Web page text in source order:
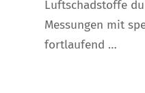
Luftschadstoffe
Messungen mit
fortlaufend …